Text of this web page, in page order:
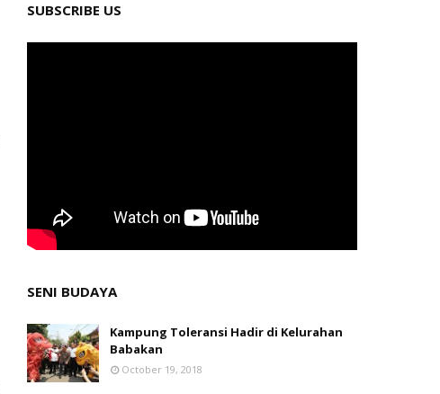
SUBSCRIBE US
SENI BUDAYA
Kampung Toleransi Hadir di Kelurahan
Babakan
October 19, 2018